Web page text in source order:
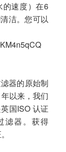
的速度）在6
洁。您可以
器的原始制
以来，我们
国ISO 认证
滤器。获得